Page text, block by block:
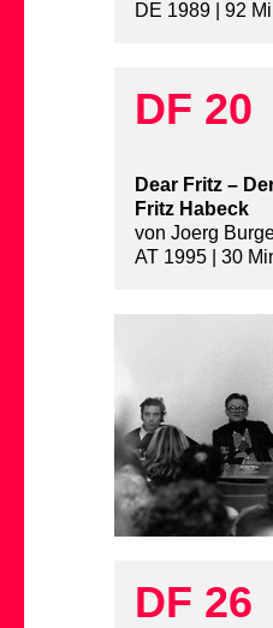
DE 1989 | 92
DF 20
Dear Fritz –
Fritz Habeck
von Joerg
AT 1995 | 30
DF 26